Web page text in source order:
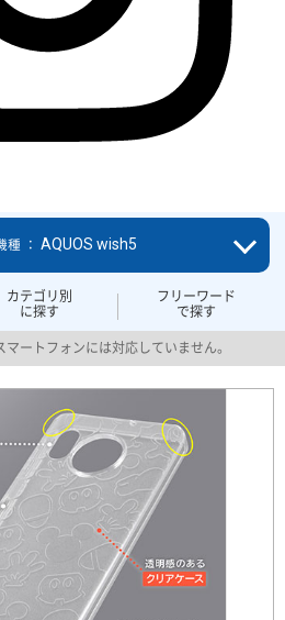
カテゴリ別
に探す
フリーワード
で探す
種 ： AQUOS wish5
ートフォンには対応していません。